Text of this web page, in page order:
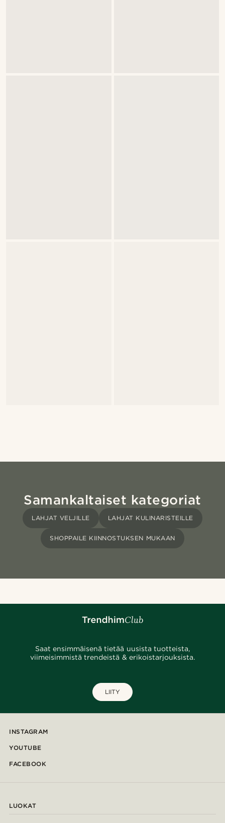
Samankaltaiset kategoriat
LAHJAT VELJILLE LAHJAT KULINARISTEILLE
SHOPPAILE KIINNOSTUKSEN MUKAAN
Saat ensimmäisenä tietää uusista tuotteista,
viimeisimmistä trendeistä & erikoistarjouksista.
LIITY
INSTAGRAM
YOUTUBE
FACEBOOK
LUOKAT